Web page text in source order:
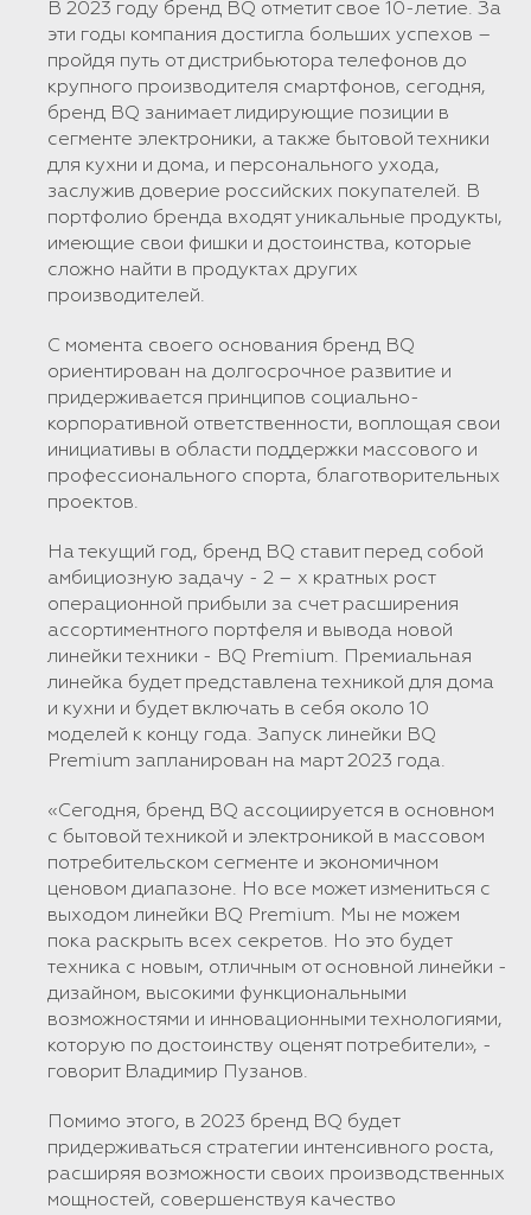
В 2023 году бренд BQ отметит свое 10-летие. За
эти годы компания достигла больших успехов –
пройдя путь от дистрибьютора телефонов до
крупного производителя смартфонов, сегодня,
бренд BQ занимает лидирующие позиции в
сегменте электроники, а также бытовой техники
для кухни и дома, и персонального ухода,
заслужив доверие российских покупателей. В
портфолио бренда входят уникальные продукты,
имеющие свои фишки и достоинства, которые
сложно найти в продуктах других
производителей.
С момента своего основания бренд BQ
ориентирован на долгосрочное развитие и
придерживается принципов социально-
корпоративной ответственности, воплощая свои
инициативы в области поддержки массового и
профессионального спорта, благотворительных
проектов.
На текущий год, бренд BQ ставит перед собой
амбициозную задачу - 2 – х кратных рост
операционной прибыли за счет расширения
ассортиментного портфеля и вывода новой
линейки техники - BQ Premium. Премиальная
линейка будет представлена техникой для дома
и кухни и будет включать в себя около 10
моделей к концу года. Запуск линейки BQ
Premium запланирован на март 2023 года.
«Сегодня, бренд BQ ассоциируется в основном
с бытовой техникой и электроникой в массовом
потребительском сегменте и экономичном
ценовом диапазоне. Но все может измениться с
выходом линейки BQ Premium. Мы не можем
пока раскрыть всех секретов. Но это будет
техника с новым, отличным от основной линейки -
дизайном, высокими функциональными
возможностями и инновационными технологиями,
которую по достоинству оценят потребители», -
говорит Владимир Пузанов.
Помимо этого, в 2023 бренд BQ будет
придерживаться стратегии интенсивного роста,
расширяя возможности своих производственных
мощностей, совершенствуя качество